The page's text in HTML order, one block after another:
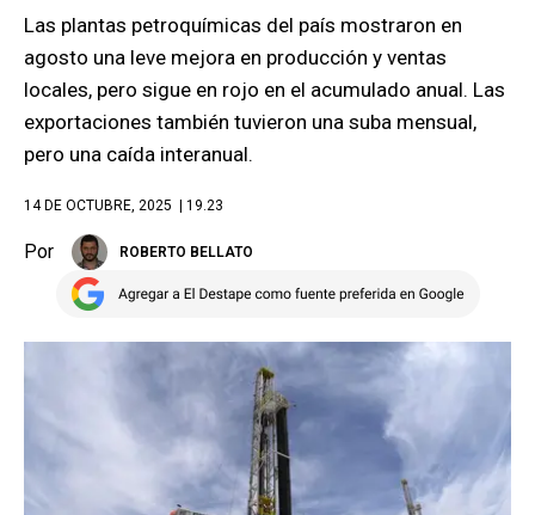
Las plantas petroquímicas del país mostraron en
agosto una leve mejora en producción y ventas
locales, pero sigue en rojo en el acumulado anual. Las
exportaciones también tuvieron una suba mensual,
pero una caída interanual.
14 DE OCTUBRE, 2025 | 19.23
Por ROBERTO BELLATO